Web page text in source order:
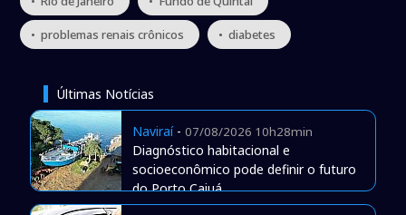
• problemas renais crônicos • diabetes
Últimas Notícias
Naviraí- 07/08/2026 10h28min
Diagnóstico habitacional e
socioeconômico pode definir o futuro
do Porto Caiuá